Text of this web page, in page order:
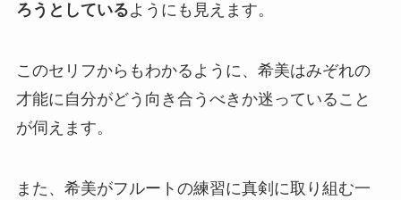
ろうとしているようにも見えます。
このセリフからもわかるように、希美はみぞれの
才能に自分がどう向き合うべきか迷っていること
が伺えます。
また、希美がフルートの練習に真剣に取り組む一